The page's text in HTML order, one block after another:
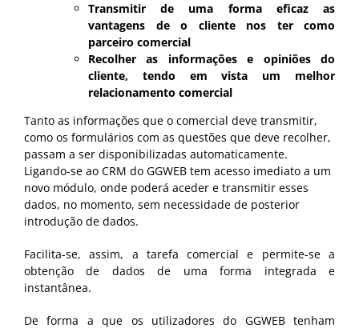
Transmitir de uma forma eficaz as
vantagens de o cliente nos ter como
parceiro comercial
Recolher as informações e opiniões do
cliente, tendo em vista um melhor
relacionamento comercial
Tanto as informações que o comercial deve transmitir,
como os formulários com as questões que deve recolher,
passam a ser disponibilizadas automaticamente.
Ligando-se ao CRM do GGWEB tem acesso imediato a um
novo módulo, onde poderá aceder e transmitir esses
dados, no momento, sem necessidade de posterior
introdução de dados.
Facilita-se, assim, a tarefa comercial e permite-se a
obtenção de dados de uma forma integrada e
instantânea.
De forma a que os utilizadores do GGWEB tenham